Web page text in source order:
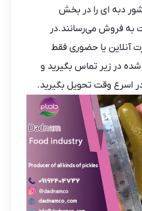
دبه ای را در بخش
به فروش می‌رسانند.در
آنلاین یا حضوری فقط
در زیر تماس بگیرید و
اسرع وقت تحویل بگیرید.